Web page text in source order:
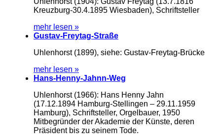
Kreuzburg-30.4.1895 Wiesbaden), Schriftsteller
mehr lesen »
Gustav-Freytag-Straße
Uhlenhorst (1899), siehe: Gustav-Freytag-Brücke
mehr lesen »
Hans-Henny-Jahnn-Weg
Uhlenhorst (1966): Hans Henny Jahn
(17.12.1894 Hamburg-Stellingen – 29.11.1959
Hamburg), Schriftsteller, Orgelbauer, 1950
Mitbegründer der Akademie der Künste, deren
Präsident bis zu seinem Tode.